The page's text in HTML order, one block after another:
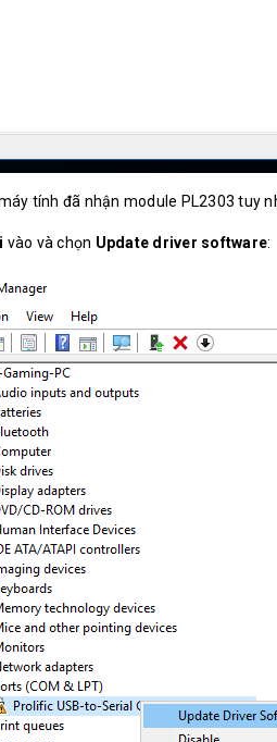
tính đã nhận module PL2303 tuy
vào và chọn Update driver software: